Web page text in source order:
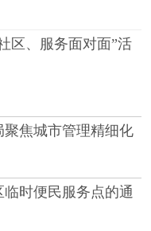
区、服务面对面”活
焦城市管理精细化
时便民服务点的通